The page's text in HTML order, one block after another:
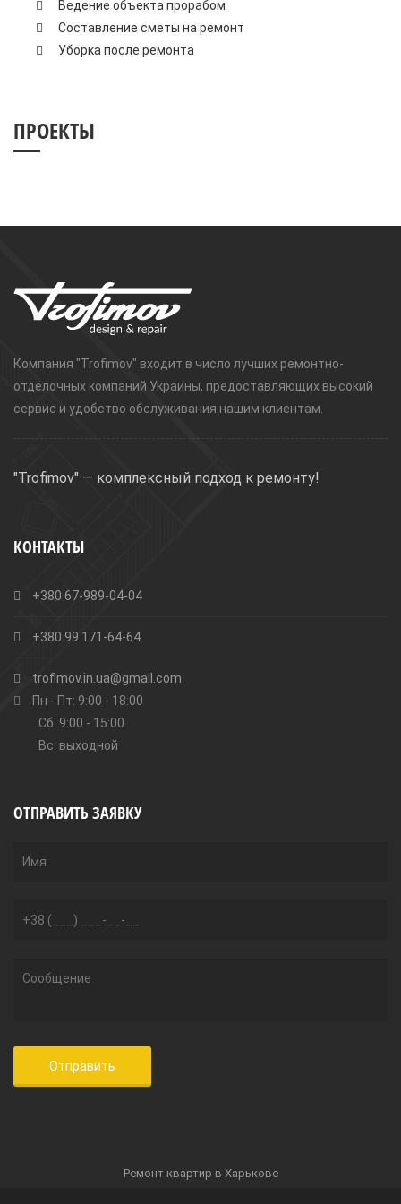
Ведение объекта прорабом
Составление сметы на ремонт
Уборка после ремонта
ПРОЕКТЫ
Компания "Trofimov" входит в число лучших ремонтно-
отделочных компаний Украины, предоставляющих высокий
сервис и удобство обслуживания нашим клиентам.
"Trofimov" — комплексный подход к ремонту!
КОНТАКТЫ
+380 67-989-04-04
+380 99 171-64-64
trofimov.in.ua@gmail.com
Пн - Пт: 9:00 - 18:00
Сб: 9:00 - 15:00
Вс: выходной
ОТПРАВИТЬ ЗАЯВКУ
Ремонт квартир в Харькове